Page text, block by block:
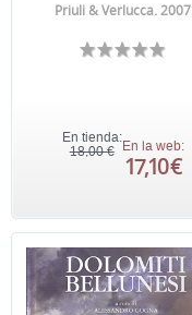
Priuli & Verlucca. 2007
En tienda:
18,00 € En la web:
17,10 €